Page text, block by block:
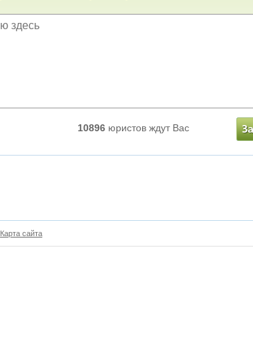
10896 юристов ждут Вас
Карта сайта